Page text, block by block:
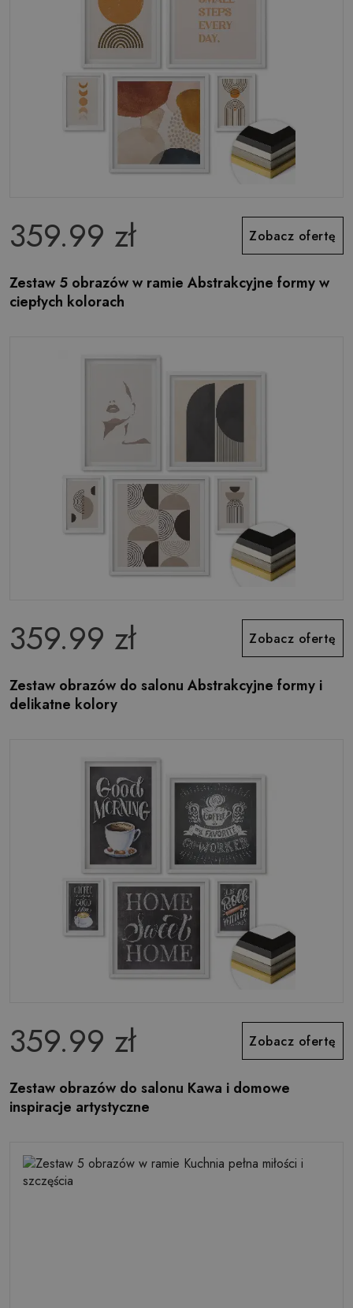
359.99 zł Zobacz ofertę
Zestaw 5 obrazów w ramie Abstrakcyjne formy w
ciepłych kolorach
359.99 zł Zobacz ofertę
Zestaw obrazów do salonu Abstrakcyjne formy i
delikatne kolory
359.99 zł Zobacz ofertę
Zestaw obrazów do salonu Kawa i domowe
inspiracje artystyczne